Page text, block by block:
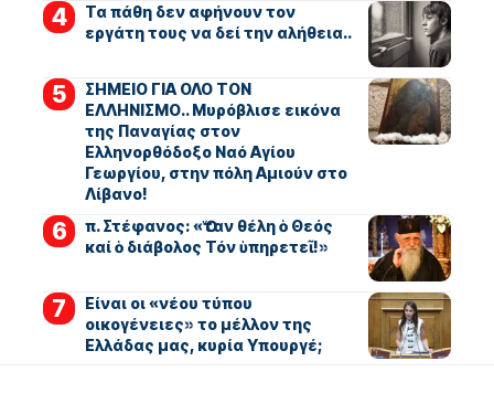
Τα πάθη δεν αφήνουν τον
εργάτη τους να δεί την αλήθεια..
ΣΗΜΕΙΟ ΓΙΑ ΟΛΟ ΤΟΝ
ΕΛΛΗΝΙΣΜΟ.. Μυρόβλισε εικόνα
της Παναγίας στον
Ελληνορθόδοξο Ναό Αγίου
Γεωργίου, στην πόλη Αμιούν στο
Λίβανο!
π. Στέφανος: «Ὅταν θέλη ὁ Θεός
καί ὁ διάβολος Τόν ὑπηρετεῖ!»
Είναι οι «νέου τύπου
οικογένειες» το μέλλον της
Ελλάδας μας, κυρία Υπουργέ;